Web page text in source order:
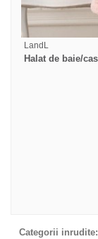
LandL
Halat de baie/
Categorii inrudite: